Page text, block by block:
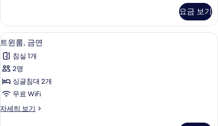
두
보
기
연
자
세
보
기
요금 보기
트
윈
룸,
금
연
진
객실 내 금고, 다리미/다리미판, 무료
4
트윈룸, 금연
침실 1개
2명
싱글침대 2개
무료 WiFi
자세히 보기
트